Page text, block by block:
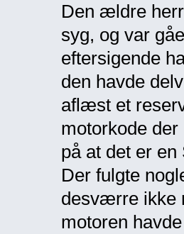
Den ældre
syg, og var
eftersigende
den havde
aflæst et
motorkode
på at det er
Der fulgte
desværre ikke
motoren